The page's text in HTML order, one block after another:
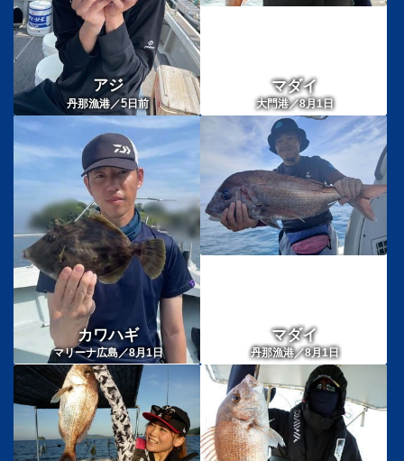
アジ
丹那漁港／5日前
マダイ
大門港／8月1日
カワハギ
マリーナ広島／8月1日
マダイ
丹那漁港／8月1日